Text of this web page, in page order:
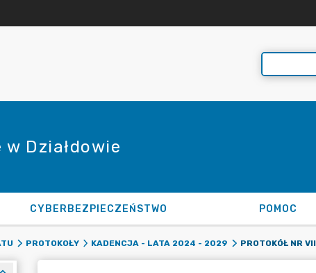
Działdowie
CYBERBEZPIECZEŃSTWO POMOC
PROTOKOŁY KADENCJA - LATA 2024 - 2029